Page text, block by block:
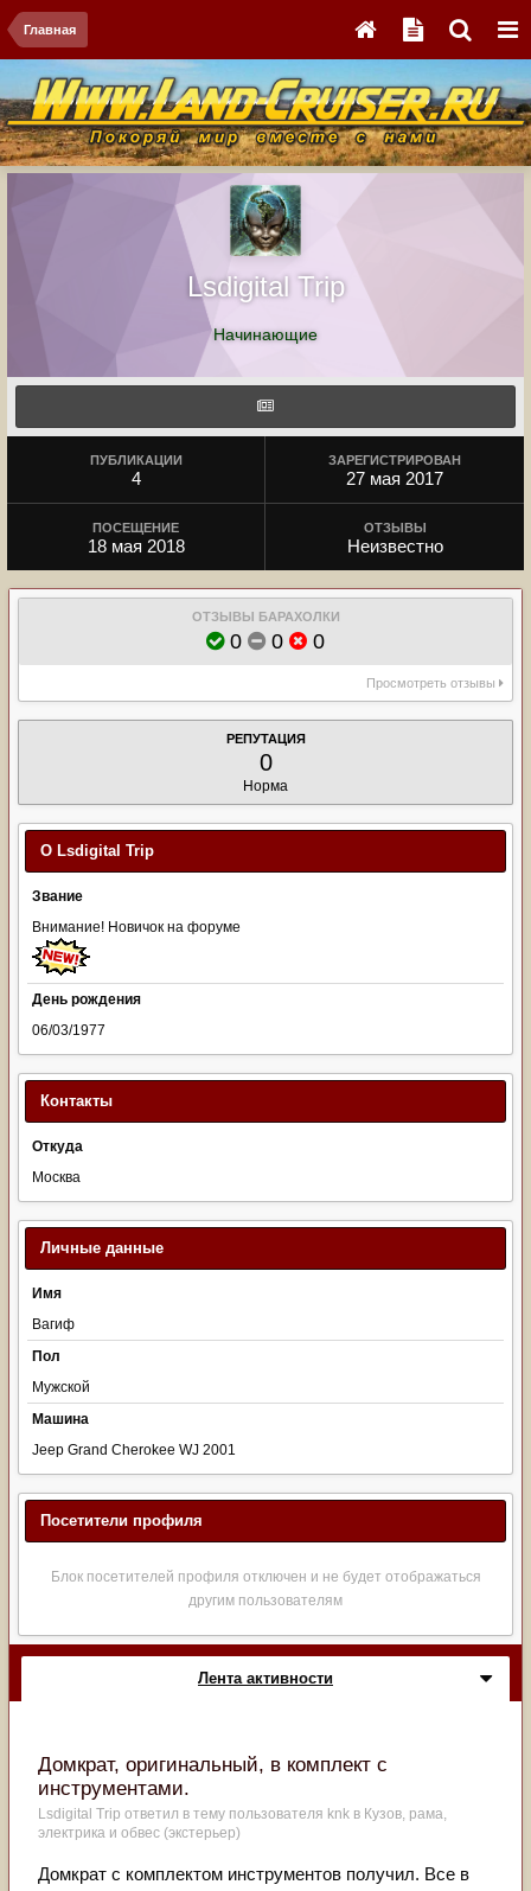
Главная
Lsdigital Trip
Начинающие
ПУБЛИКАЦИИ
4
ЗАРЕГИСТРИРОВАН
27 мая 2017
ПОСЕЩЕНИЕ
18 мая 2018
ОТЗЫВЫ
Неизвестно
ОТЗЫВЫ БАРАХОЛКИ
0 0 0
Просмотреть отзывы
РЕПУТАЦИЯ
0
Норма
О Lsdigital Trip
Звание
Внимание! Новичок на форуме
День рождения
06/03/1977
Контакты
Откуда
Москва
Личные данные
Имя
Вагиф
Пол
Мужской
Машина
Jeep Grand Cherokee WJ 2001
Посетители профиля
Блок посетителей профиля отключен и не будет отображаться
другим пользователям
Лента активности
Домкрат, оригинальный, в комплект с
инструментами.
Lsdigital Trip ответил в тему пользователя knk в Кузов, рама,
электрика и обвес (экстерьер)
Домкрат с комплектом инструментов получил. Все в